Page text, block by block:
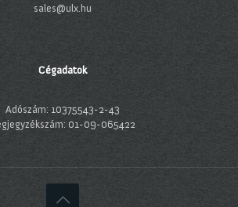
sales@ulx.hu
Cégadatok
Adószám: 10375543-2-43
01-09-065422